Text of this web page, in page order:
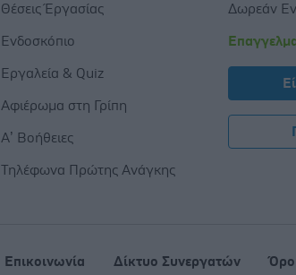
Θέσεις Έργασίας
Ενδοσκόπιο
Εργαλεία & Quiz
Αφιέρωμα στη Γρίπη
Α’ Βοήθειες
Τηλέφωνα Πρώτης Ανάγκης
Δωρεάν
Επικοινωνία Δίκτυο Συνεργατών